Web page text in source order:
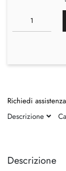
fine
della
Descrizione
Richiedi assistenza
Descrizione